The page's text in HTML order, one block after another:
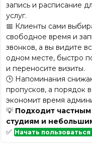
запись и расписание
услуг.
📅 Клиенты сами
свободное время и
звонков, а вы видите
одном месте, быстро
и переносите визиты.
🕒 Напоминания
пропусков, а порядок
экономит время
💡 Подходит
студиям и
✅ Начать